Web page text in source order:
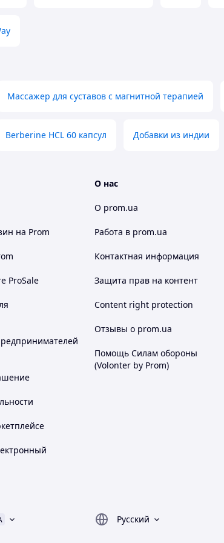
Массажер для суставов с магнитной терапией
Berberine HCL 60 капсул Добавки из индии
на Prom
ProSale
О нас
О prom.ua
Работа в prom.ua
Контактная информация
Защита прав на контент
Content right protection
Отзывы о prom.ua
Помощь Силам обороны
(Volonter by Prom)
Русский